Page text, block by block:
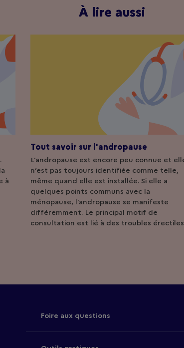
À lire aussi
à
Tout savoir sur l'andropause
L’andropause est encore peu connue et
n’est pas toujours identifiée comme telle,
même quand elle est installée. Si elle a
quelques points communs avec la
ménopause, l’andropause se manifeste
différemment. Le principal motif de
consultation est lié à des troubles
Foire aux questions